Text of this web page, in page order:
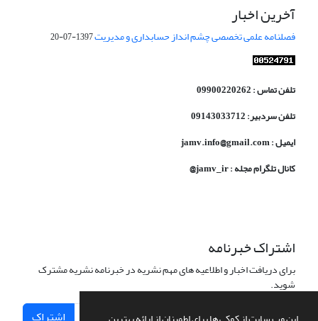
آخرین اخبار
فصلنامه علمی تخصصی چشم انداز حسابداری و مدیریت1397-07-20
تلفن تماس : 09900220262
تلفن سردبیر: 09143033712
ایمیل : jamv.info@gmail.com
کانال تلگرام مجله : jamv_ir@
اشتراک خبرنامه
برای دریافت اخبار و اطلاعیه های مهم نشریه در خبرنامه نشریه مشترک
شوید.